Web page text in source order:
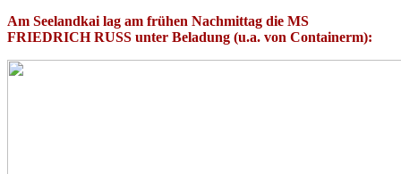
Am Seelandkai lag am frühen Nachmittag die MS
FRIEDRICH RUSS unter Beladung (u.a. von Containerm):